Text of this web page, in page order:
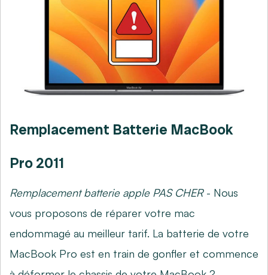
Remplacement Batterie MacBook
Pro 2011
Remplacement batterie apple PAS CHER - Nous
vous proposons de réparer votre mac
endommagé au meilleur tarif. La batterie de votre
MacBook Pro est en train de gonfler et commence